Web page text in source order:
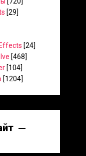
[29]
[24]
[468]
[104]
[1204]